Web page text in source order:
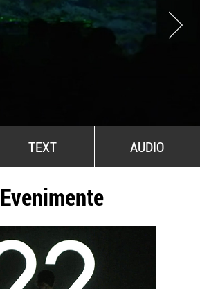
PEOPLE OF ROMANIA se lansează la
galeria Simeza
All Stars For Outernational
TEXT AUDIO
Evenimente